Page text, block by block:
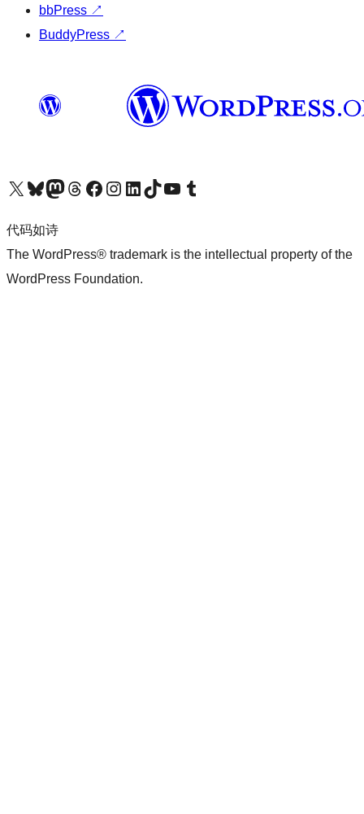
bbPress ↗
BuddyPress ↗
关注我们的 X（原 Twitter）账号访问我们的 Bluesky 账号关注我们的 Mastodon 账号访问我们的 Threads 账号 访问我们的 Facebook 公共主页关注我们的 Instagram 账号 关注我们的 LinkedIn 主页访问我们的 TikTok 账号访问我们的 YouTube 频道 访问我们的 Tumblr 账号
代码如诗
The WordPress® trademark is the intellectual property of the
WordPress Foundation.